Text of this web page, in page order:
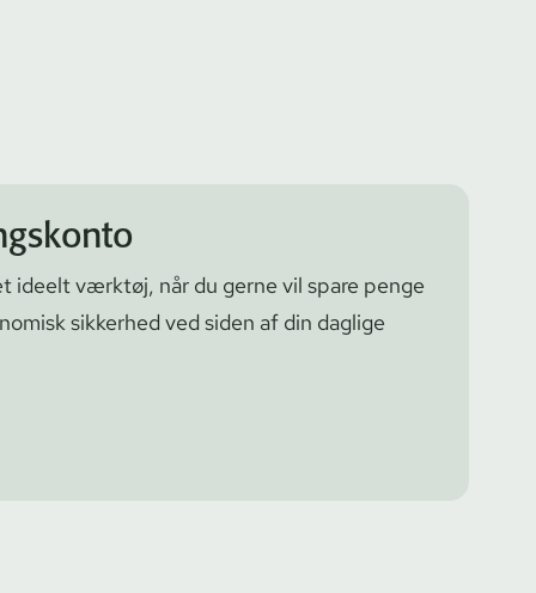
ideelt værktøj, når du gerne vil spare penge
sikkerhed ved siden af din daglige